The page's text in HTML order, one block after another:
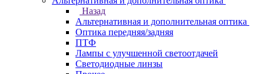
Назад
Альтернативная и дополнительная оптика
Оптика передняя/задняя
ПТФ
Лампы с улучшенной светоотдачей
Светодиодные линзы